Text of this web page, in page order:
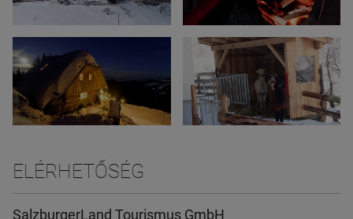
ELÉRHETŐSÉG
SalzburgerLand Tourismus GmbH